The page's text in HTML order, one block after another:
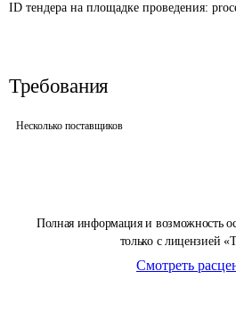
Полная информация и возможность
только с лицензией
Смотреть
ID тендера на площадке проведения:
Требования
Несколько поставщиков